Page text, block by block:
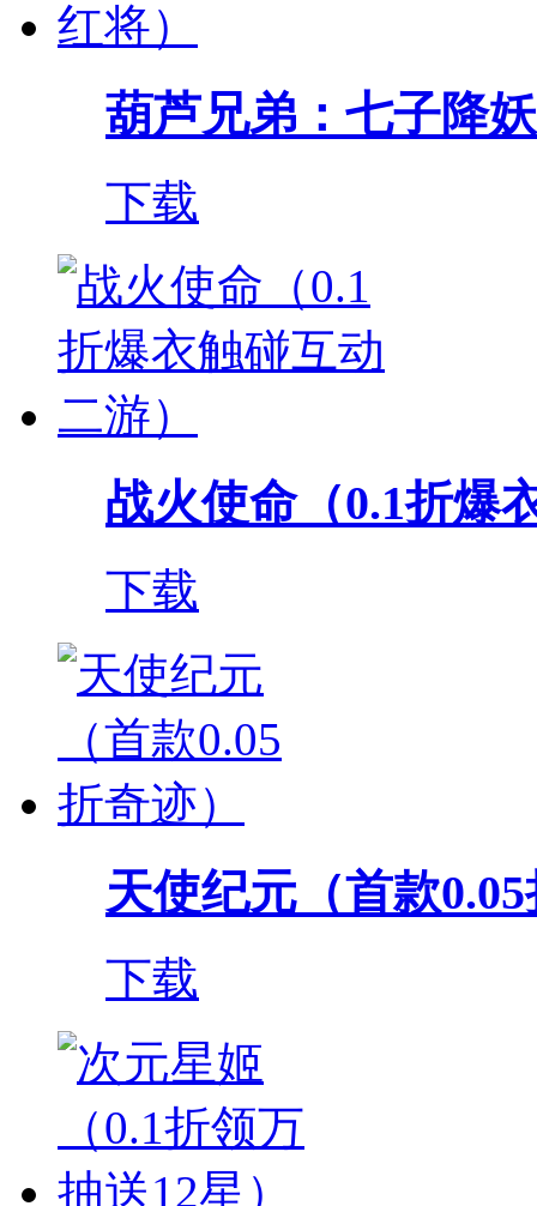
葫芦兄弟：七子降
下载
战火使命（0.1折爆
下载
天使纪元（首款
下载